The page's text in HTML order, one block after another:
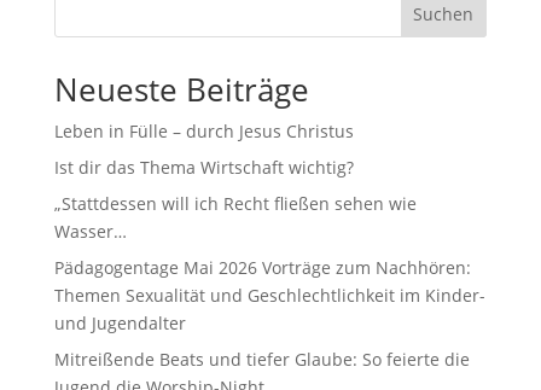
Suchen
Neueste Beiträge
Leben in Fülle – durch Jesus Christus
Ist dir das Thema Wirtschaft wichtig?
„Stattdessen will ich Recht fließen sehen wie
Wasser…
Pädagogentage Mai 2026 Vorträge zum Nachhören:
Themen Sexualität und Geschlechtlichkeit im Kinder-
und Jugendalter
Mitreißende Beats und tiefer Glaube: So feierte die